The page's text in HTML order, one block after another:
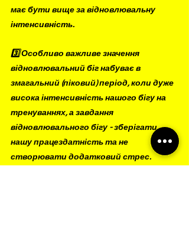
має бути вище за відновлювальну
інтенсивність.
3️⃣ Особливо важливе значення
відновлювальний біг набуває в
змагальний (піковий) період, коли дуже
висока інтенсивність нашого бігу на
тренуваннях, а завдання
відновлювального бігу - зберігати
нашу працездатність та не
створювати додатковий стрес.